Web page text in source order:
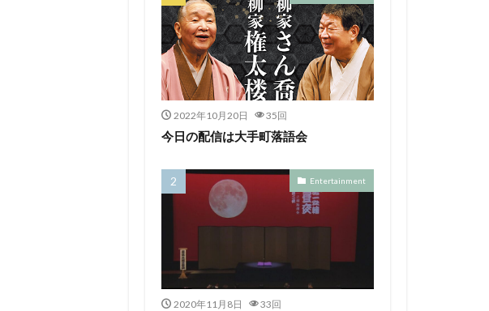
2022年10月20日 35回
今日の配信は大手町落語会
Entertainment
2020年11月8日 33回